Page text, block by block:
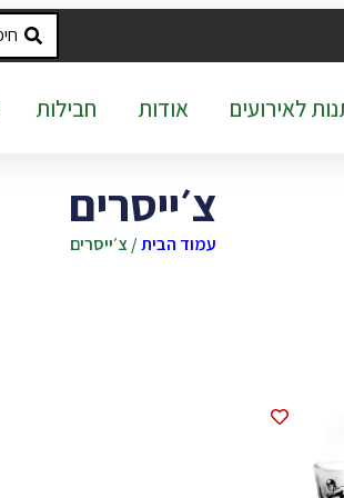
לאירועים אודות חבילות
צ׳ייסרים
עמוד הבית/ צ׳ייסרים